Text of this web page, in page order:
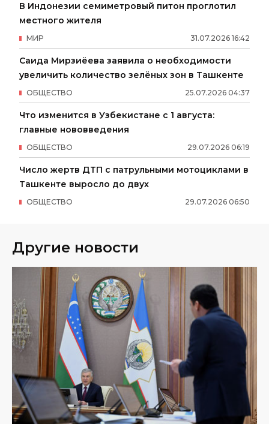
В Индонезии семиметровый питон проглотил
местного жителя
31.07.2026 16:42
МИР
Саида Мирзиёева заявила о необходимости
увеличить количество зелёных зон в Ташкенте
25.07.2026 04:37
ОБЩЕСТВО
Что изменится в Узбекистане с 1 августа:
главные нововведения
29.07.2026 06:19
ОБЩЕСТВО
Число жертв ДТП с патрульными мотоциклами в
Ташкенте выросло до двух
29.07.2026 06:50
ОБЩЕСТВО
Другие новости